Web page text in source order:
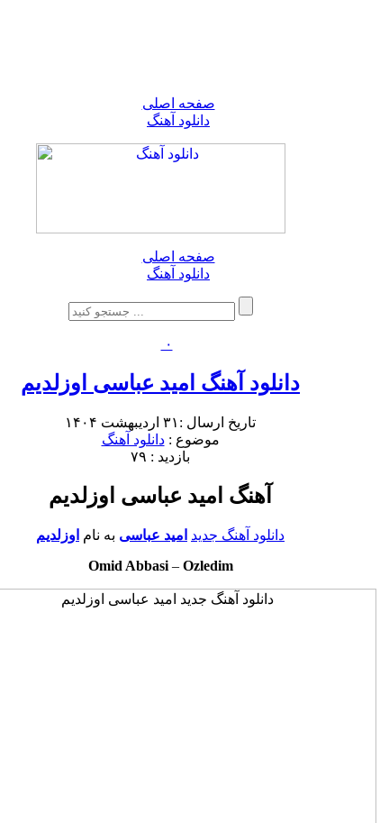
صفحه اصلی
دانلود آهنگ
صفحه اصلی
دانلود آهنگ
۰
دانلود آهنگ امید عباسی اوزلدیم
تاریخ ارسال :۳۱ اردیبهشت ۱۴۰۴
موضوع :دانلود آهنگ
بازدید : ۷۹
آهنگ امید عباسی اوزلدیم
دانلود آهنگ جدید امید عباسی به نام اوزلدیم
Omid Abbasi– Ozledim